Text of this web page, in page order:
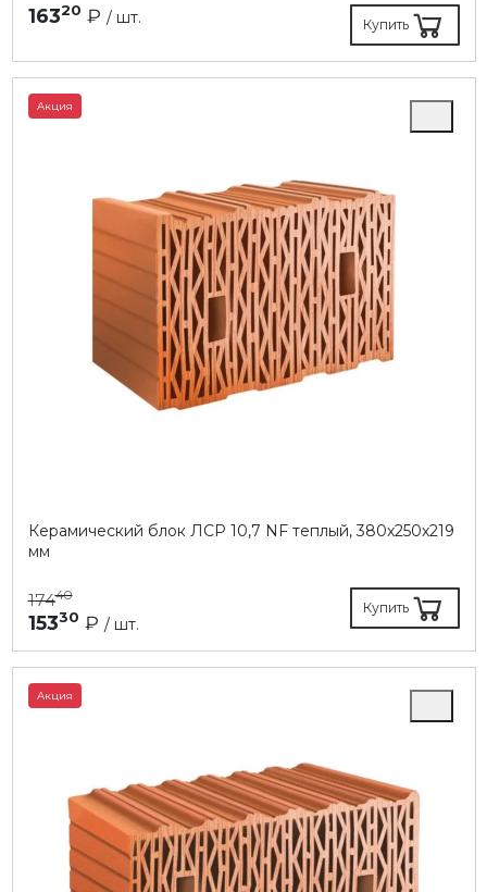
16320 ₽ / шт. Купить
Акция
Керамический блок ЛСР 10,7 NF теплый, 380х250х219
мм
17440
15330 ₽ / шт.
Купить
Акция